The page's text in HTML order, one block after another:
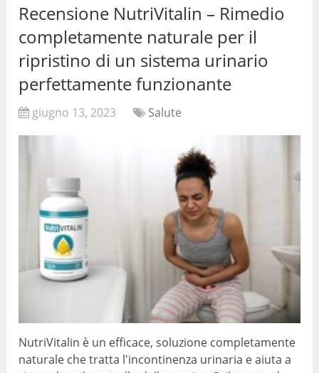
Recensione NutriVitalin – Rimedio
completamente naturale per il
ripristino di un sistema urinario
perfettamente funzionante
giugno 13, 2023 Salute
NutriVitalin è un efficace, soluzione completamente
naturale che tratta l'incontinenza urinaria e aiuta a